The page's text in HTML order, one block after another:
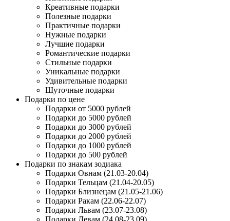
Креативные подарки
Полезные подарки
Практичные подарки
Нужные подарки
Лучшие подарки
Романтические подарки
Стильные подарки
Уникальные подарки
Удивительные подарки
Шуточные подарки
Подарки по цене
Подарки от 5000 рублей
Подарки до 5000 рублей
Подарки до 3000 рублей
Подарки до 2000 рублей
Подарки до 1000 рублей
Подарки до 500 рублей
Подарки по знакам зодиака
Подарки Овнам (21.03-20.04)
Подарки Тельцам (21.04-20.05)
Подарки Близнецам (21.05-21.06)
Подарки Ракам (22.06-22.07)
Подарки Львам (23.07-23.08)
Подарки Девам (24.08-23.09)